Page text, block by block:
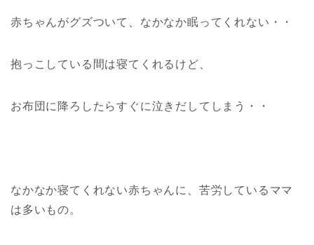
赤ちゃんがグズついて、なかなか眠ってくれない・・
抱っこしている間は寝てくれるけど、
お布団に降ろしたらすぐに泣きだしてしまう・・
なかなか寝てくれない赤ちゃんに、苦労しているママ
は多いもの。